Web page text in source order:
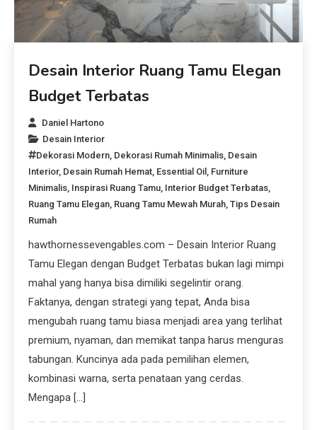
Desain Interior Ruang Tamu Elegan
Budget Terbatas
Daniel Hartono
Desain Interior
Dekorasi Modern Dekorasi Rumah Minimalis Desain
Interior, Desain Rumah Hemat Essential Oil Furniture
Minimalis Inspirasi Ruang Tamu Interior Budget Terbatas
Ruang Tamu Elegan Ruang Tamu Mewah Murah ,Tips Desain
Rumah
hawthornessevengables.com – Desain Interior Ruang
Tamu Elegan dengan Budget Terbatas bukan lagi mimpi
mahal yang hanya bisa dimiliki segelintir orang.
Faktanya, dengan strategi yang tepat, Anda bisa
mengubah ruang tamu biasa menjadi area yang terlihat
premium, nyaman, dan memikat tanpa harus menguras
tabungan. Kuncinya ada pada pemilihan elemen,
kombinasi warna, serta penataan yang cerdas.
Mengapa […]